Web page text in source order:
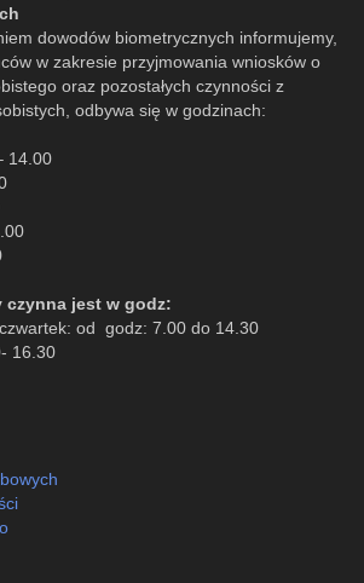
dowodów biometrycznych informujemy,
w zakresie przyjmowania wniosków o
oraz pozostałych czynności z
odbywa się w godzinach:
14.00
czynna jest w godz:
od godz: 7.00 do 14.30
16.30